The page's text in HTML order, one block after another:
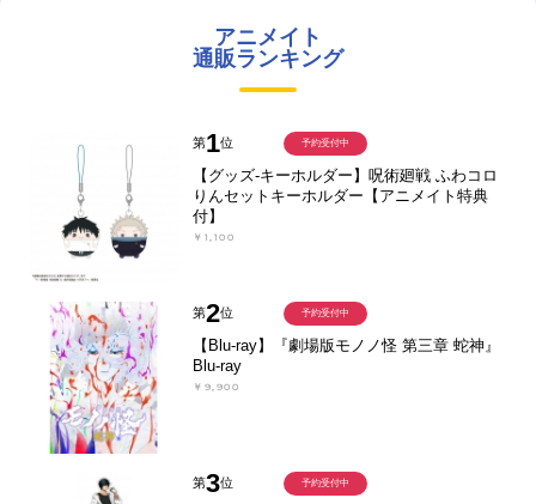
アニメイト
通販ランキング
第1位
【グッズ-キーホルダー】呪術廻戦 ふわコロ
りんセットキーホルダー【アニメイト特典
付】
￥1,100
予約受付中
第2位
【Blu-ray】『劇場版モノノ怪 第三章 蛇神』
Blu-ray
￥9,900
予約受付中
第3位 予約受付中